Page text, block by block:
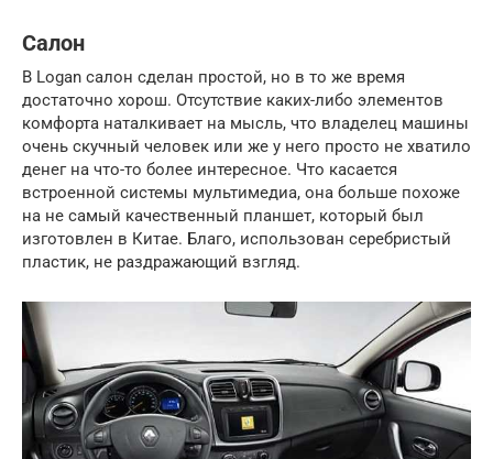
Салон
В Logan салон сделан простой, но в то же время
достаточно хорош. Отсутствие каких-либо элементов
комфорта наталкивает на мысль, что владелец машины
очень скучный человек или же у него просто не хватило
денег на что-то более интересное. Что касается
встроенной системы мультимедиа, она больше похоже
на не самый качественный планшет, который был
изготовлен в Китае. Благо, использован серебристый
пластик, не раздражающий взгляд.